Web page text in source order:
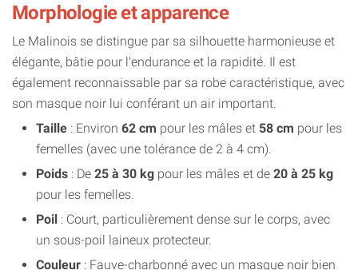
Morphologie et apparence
Le Malinois se distingue par sa silhouette harmonieuse et
élégante, bâtie pour l'endurance et la rapidité. Il est
également reconnaissable par sa robe caractéristique, avec
son masque noir lui conférant un air important.
Taille : Environ 62 cm pour les mâles et 58 cm pour les
femelles (avec une tolérance de 2 à 4 cm).
Poids : De 25 à 30 kg pour les mâles et de 20 à 25 kg
pour les femelles.
Poil : Court, particulièrement dense sur le corps, avec
un sous-poil laineux protecteur.
Couleur : Fauve-charbonné avec un masque noir bien